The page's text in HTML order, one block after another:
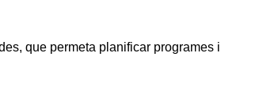
que permeta planificar programes i